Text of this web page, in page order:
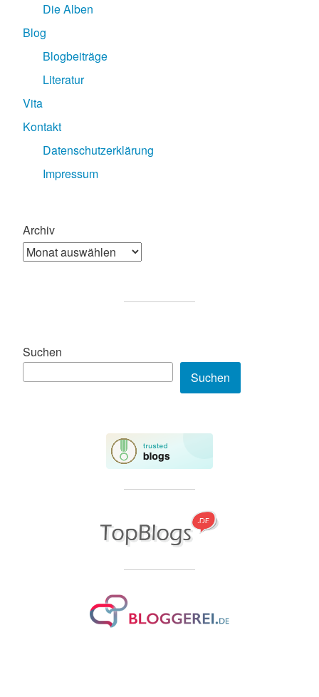
Die Alben
Blog
Blogbeiträge
Literatur
Vita
Kontakt
Datenschutzerklärung
Impressum
Archiv
Suchen
Suchen